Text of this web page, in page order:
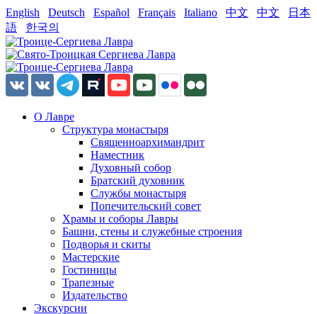
English Deutsch Español Français Italiano 中文 中文
日本
語
한국의
О Лавре
Структура монастыря
Священноархимандрит
Наместник
Духовный собор
Братский духовник
Службы монастыря
Попечительский совет
Храмы и соборы Лавры
Башни, стены и служебные строения
Подворья и скиты
Мастерские
Гостиницы
Трапезные
Издательство
Экскурсии